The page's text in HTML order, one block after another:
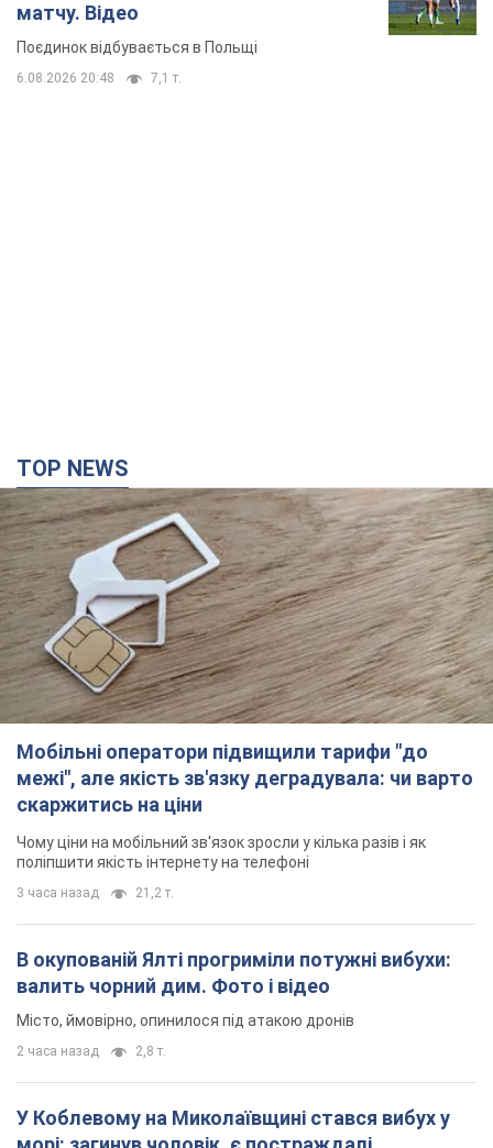
матчу. Відео
Поєдинок відбувається в Польщі
6.08.2026 20:48 7,1 т.
TOP NEWS
Мобільні оператори підвищили тарифи "до
межі", але якість зв'язку деградувала: чи варто
скаржитись на ціни
Чому ціни на мобільний зв'язок зросли у кілька разів і як
поліпшити якість інтернету на телефоні
3 часа назад 21,2 т.
В окупованій Ялті прогриміли потужні вибухи:
валить чорний дим. Фото і відео
Місто, ймовірно, опинилося під атакою дронів
2 часа назад 2,8 т.
У Коблевому на Миколаївщині стався вибух у